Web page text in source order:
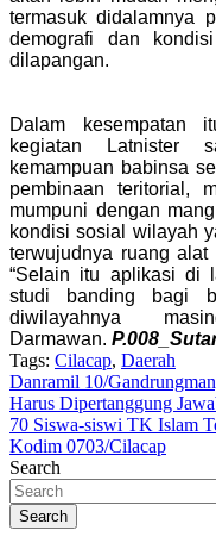
termasuk didalamnya
demografi dan
dilapangan.
Dalam kesempatan
kegiatan Latnister
kemampuan babinsa
pembinaan teritorial,
mumpuni dengan
kondisi sosial wilayah
terwujudnya ruang
“Selain itu aplikasi di
studi banding bagi
diwilayahnya
Darmawan.
Tags: Cilacap, Daerah
Navigasi
pos
Danramil 10/
Harus Dipertanggung
70 Siswa-siswi TK Islam
Kodim 0703/Cilacap
Search
Search